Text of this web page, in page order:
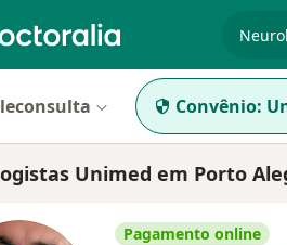
Convênio:
Unimed em Porto
Pagamento online